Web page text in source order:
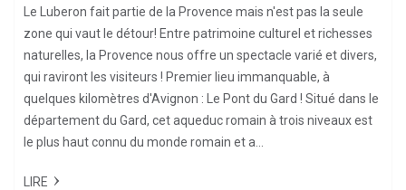
Le Luberon fait partie de la Provence mais n'est pas la seule
zone qui vaut le détour! Entre patrimoine culturel et richesses
naturelles, la Provence nous offre un spectacle varié et divers,
qui raviront les visiteurs ! Premier lieu immanquable, à
quelques kilomètres d'Avignon : Le Pont du Gard ! Situé dans le
département du Gard, cet aqueduc romain à trois niveaux est
le plus haut connu du monde romain et a...
LIRE